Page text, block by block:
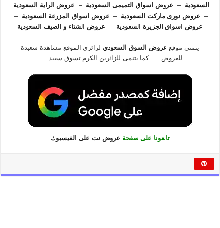
السعودية – عروض اسواق التميمى السعودية –
عروض الراية السعودية
–
عروض نورى ماركت السعودية – عروض اسواق المزرعة السعودية –
عروض اسواق الجزيرة السعودية – عروض الشتاء و الصيف السعودية
يتمنى موقع عروض السوق السعوديلزائرى الموقع مشاهدة سعيدة
للعروض …. كما يتنمى للزائرين الكرم تسوق سعيد ….
تابعونا على صفحة عروض نت على الفيسبوك